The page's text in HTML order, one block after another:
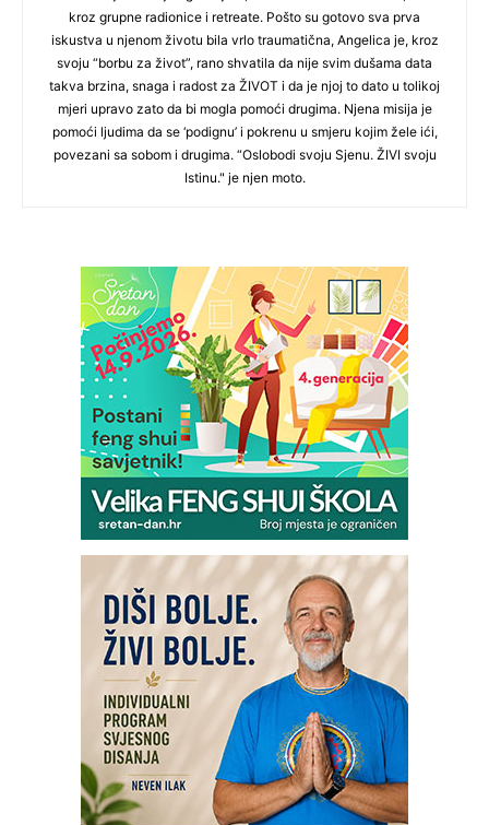
kroz grupne radionice i retreate. Pošto su gotovo sva prva
iskustva u njenom životu bila vrlo traumatična, Angelica je, kroz
svoju “borbu za život”, rano shvatila da nije svim dušama data
takva brzina, snaga i radost za ŽIVOT i da je njoj to dato u tolikoj
mjeri upravo zato da bi mogla pomoći drugima. Njena misija je
pomoći ljudima da se ‘podignu’ i pokrenu u smjeru kojim žele ići,
povezani sa sobom i drugima. “Oslobodi svoju Sjenu. ŽIVI svoju
Istinu." je njen moto.